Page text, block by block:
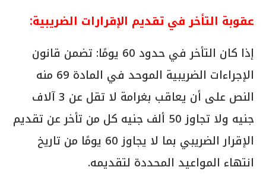
عقوبة التأخر في تقديم الإقرارات الضريبية:
إذا كان التأخر في حدود 60 يومًا: تضمن قانون
الإجراءات الضريبية الموحد في المادة 69 منه
النص على أن يعاقب بغرامة لا تقل عن 3 آلاف
جنيه ولا تجاوز 50 ألف جنيه كل من تأخر عن تقديم
الإقرار الضريبي بما لا يجاوز 60 يومًا من تاريخ
انتهاء المواعيد المحددة لتقديمه.